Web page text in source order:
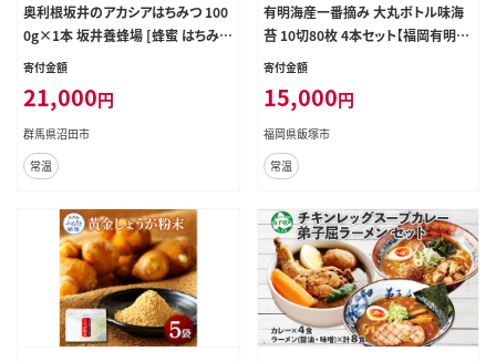
奥利根坂井のアカシアはちみつ 100
0g×1本 坂井養蜂場 [蜂蜜 はちみつ
ハチミツ 国産 アカシア アカシヤ]
寄付金額
21,000円
群馬県沼田市
常温
有明海産一番摘み 大丸ボトル味海
苔 10切80枚 4本セット【福岡有明の
り】【A5-515】
寄付金額
15,000円
福岡県飯塚市
常温